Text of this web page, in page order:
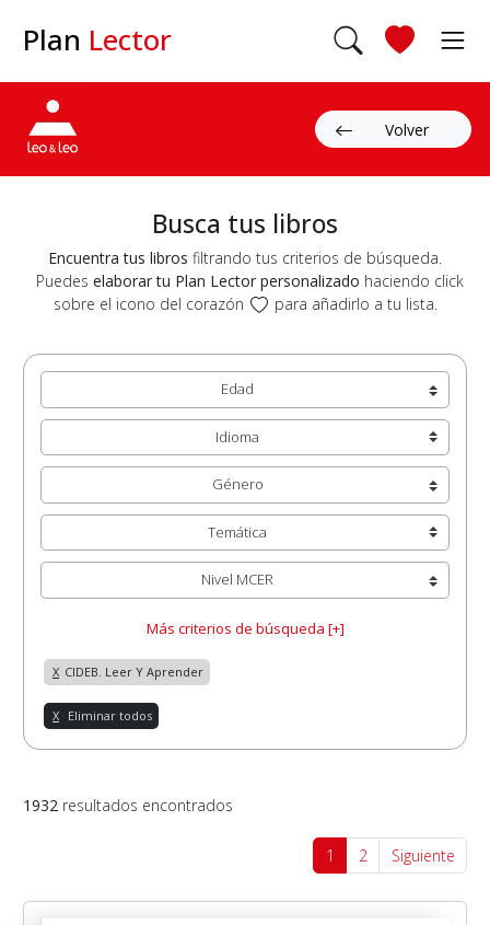
Plan Lector
Volver
Busca tus libros
Encuentra tus libros filtrando tus criterios de búsqueda.
Puedes elaborar tu Plan Lector personalizado haciendo click
sobre el icono del corazón
para añadirlo a tu lista.
Edad
Idioma
Género
Temática
Nivel MCER
Más criterios de búsqueda [+]
X CIDEB. Leer Y Aprender
X Eliminar todos
1932 resultados encontrados
1 2 Siguiente